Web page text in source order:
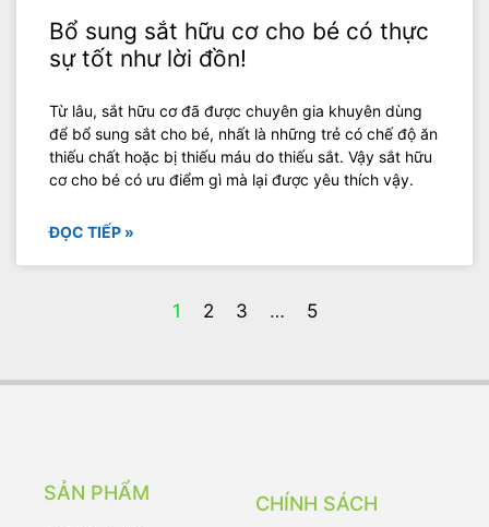
Bổ sung sắt hữu cơ cho bé có thực
sự tốt như lời đồn!
Từ lâu, sắt hữu cơ đã được chuyên gia khuyên dùng
để bổ sung sắt cho bé, nhất là những trẻ có chế độ ăn
thiếu chất hoặc bị thiếu máu do thiếu sắt. Vậy sắt hữu
cơ cho bé có ưu điểm gì mà lại được yêu thích vậy.
ĐỌC TIẾP »
1 2 3 … 5
SẢN PHẨM CHÍNH SÁCH